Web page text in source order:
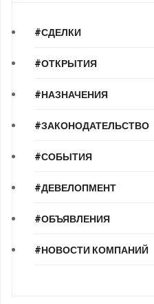
#СДЕЛКИ
#ОТКРЫТИЯ
#НАЗНАЧЕНИЯ
#ЗАКОНОДАТЕЛЬСТВО
#СОБЫТИЯ
#ДЕВЕЛОПМЕНТ
#ОБЪЯВЛЕНИЯ
#НОВОСТИ КОМПАНИЙ